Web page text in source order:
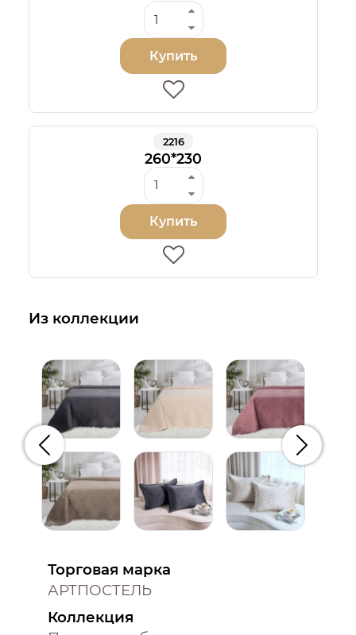
Купить
2216
260*230
Купить
Из коллекции
Предыдущий
Торговая марка
АРТПОСТЕЛЬ
Коллекция